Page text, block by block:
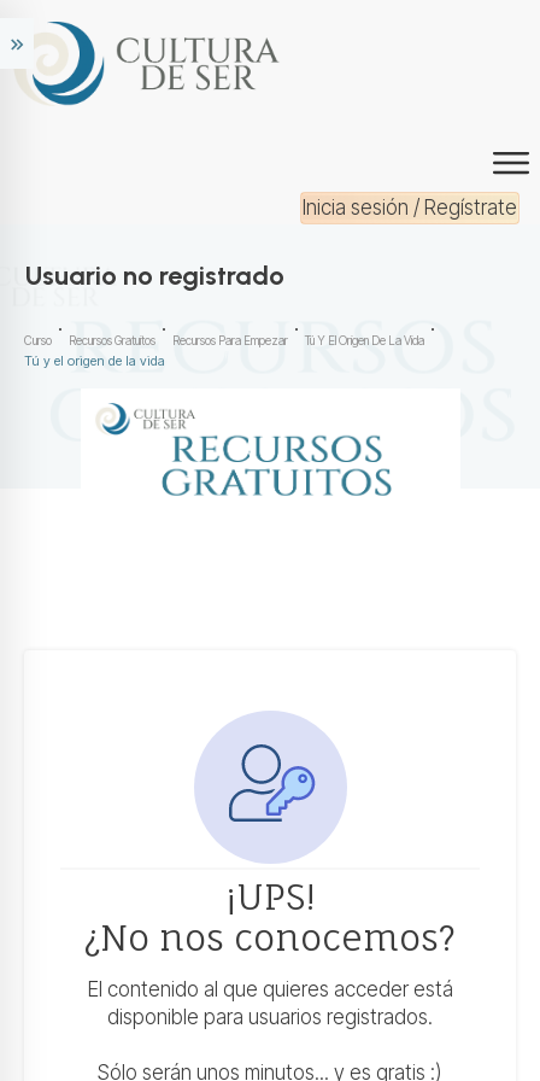
Inicia sesión / Regístrate
Usuario no registrado
Curso Recursos Gratuitos Recursos Para Empezar Tú Y El Origen De La Vida
Tú y el origen de la vida
¡UPS!
¿No nos conocemos?
El contenido al que quieres acceder está
disponible para usuarios registrados.
Sólo serán unos minutos... y es gratis :)